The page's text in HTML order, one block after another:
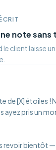
note sans
le client laisse
de [X] étoiles !
ayez pris un
revoir bientôt —